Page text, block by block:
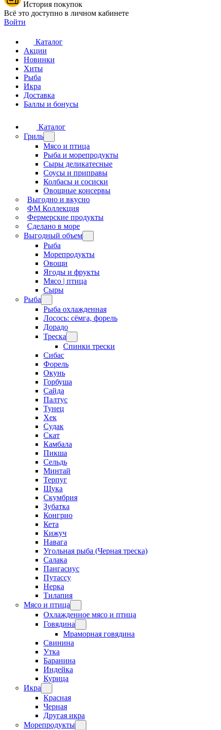
История покупок
Всё это доступно в личном кабинете
Войти
Каталог
Акции
Новинки
Хиты
Рыба
Икра
Доставка
Баллы и бонусы
Каталог
Гриль
Мясо и птица
Рыба и морепродукты
Сыры деликатесные
Соусы и приправы
Колбасы и сосиски
Овощные консервы
Выгодно и вкусно
ФМ Коллекция
Фермерские продукты
Сделано в море
Выгодный объем
Рыба
Морепродукты
Овощи
Ягоды и фрукты
Мясо | птица
Сыры
Рыба
Рыба охлажденная
Лосось: сёмга, форель
Дорадо
Треска
Спинки трески
Сибас
Форель
Окунь
Горбуша
Сайда
Палтус
Тунец
Хек
Судак
Скат
Камбала
Пикша
Сельдь
Минтай
Терпуг
Щука
Скумбрия
Зубатка
Конгрио
Кета
Кижуч
Навага
Угольная рыба (Черная треска)
Салака
Пангасиус
Путассу
Нерка
Тилапия
Мясо и птица
Охлажденное мясо и птица
Говядина
Мраморная говядина
Свинина
Утка
Баранина
Индейка
Курица
Икра
Красная
Черная
Другая икра
Морепродукты